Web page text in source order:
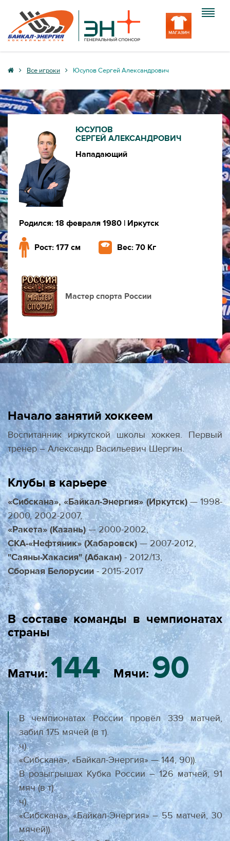
Клуб
Команда
Болельщику
Все игроки Юсупов Сергей Александрович
ЮСУПОВ
СЕРГЕЙ АЛЕКСАНДРОВИЧ
Нападающий
Родился: 18 февраля 1980 | Иркутск
Рост: 177 см Вес: 70 Кг
Мастер спорта России
Начало занятий хоккеем
Воспитанник иркутской школы хоккея. Первый
тренер – Александр Васильевич Шергин.
Клубы в карьере
«Сибскана», «Байкал-Энергия» (Иркутск)— 1998-
2000, 2002-2007,
«Ракета» (Казань)— 2000-2002,
СКА-«Нефтяник» (Хабаровск) — 2007-2012,
"Саяны-Хакасия" (Абакан)- 2012/13,
Сборная Белорусии- 2015-2017
:
В составе команды в чемпионатах
страны
Матчи:144 Мячи:90
В чемпионатах России провёл 339 матчей,
забил 175 мячей (в т).
ч).
«Сибскана», «Байкал-Энергия» — 144, 90)).
В розыгрышах Кубка России – 126 матчей, 91
мяч (в т).
ч).
«Сибскана», «Байкал-Энергия» – 55 матчей, 30
мячей)).